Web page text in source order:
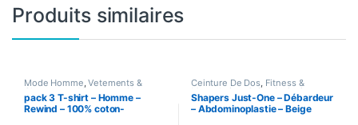
Produits similaires
Mode Homme,Vetements &
Chaussures,Vetements Homme
pack 3 T-shirt – Homme –
Rewind – 100% coton-
Ceinture De Dos, Fitness &
Musculation Gaine Amincissante
Hygiène & Soins personnels,
Mode Femme,Santé & Beauté
Santé & Premiers Soins Sport &
Shapers Just-One – Débardeur
– Abdominoplastie – Beige